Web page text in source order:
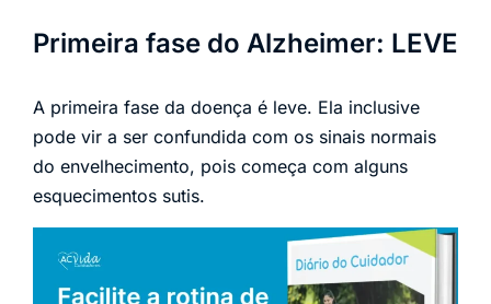
Primeira fase do Alzheimer: LEVE
A primeira fase da doença é leve. Ela inclusive
pode vir a ser confundida com os sinais normais
do envelhecimento, pois começa com alguns
esquecimentos sutis.